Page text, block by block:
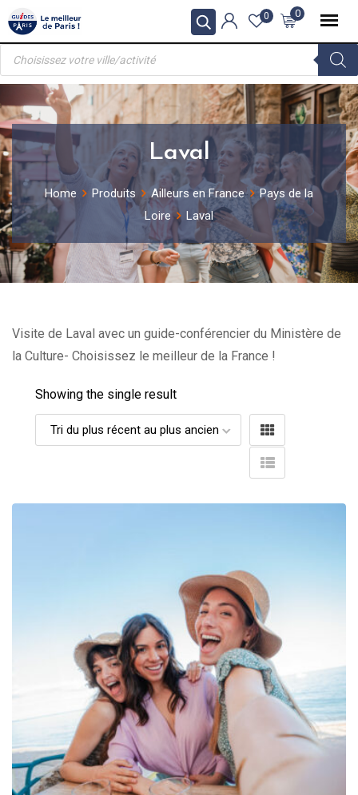
Skip
to
content
0
0
Recherche
produits
Laval
Home Produits Ailleurs en France
Pays de la
Loire
Laval
Visite de Laval avec un guide-conférencier du Ministère de
la Culture- Choisissez le meilleur de la France !
Showing the single result